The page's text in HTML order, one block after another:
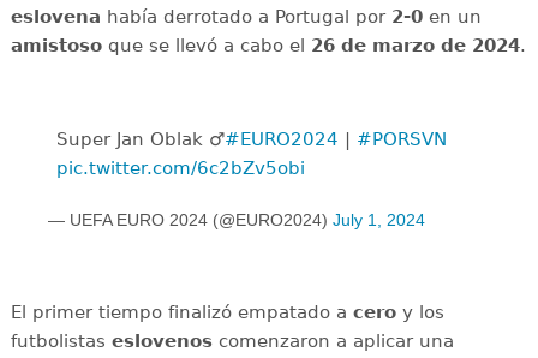
eslovena había derrotado a Portugal por 2-0en un
amistosoque se llevó a cabo el 26 de marzo de 2024.
Super Jan Oblak ‍♂️#EURO2024 | #PORSVN
pic.twitter.com/6c2bZv5obi
— UEFA EURO 2024 (@EURO2024) July 1, 2024
El primer tiempo finalizó empatado a ceroy los
futbolistas eslovenoscomenzaron a aplicar una